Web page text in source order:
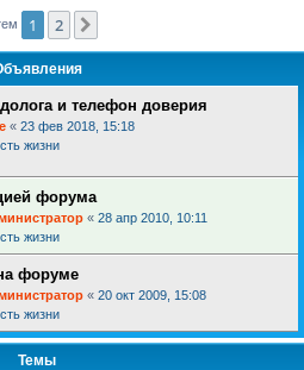
1 2
и телефон доверия
« 23 фев 2018, 15:18
жизни
форума
« 28 апр 2010, 10:11
жизни
форуме
« 20 окт 2009, 15:08
жизни
Темы